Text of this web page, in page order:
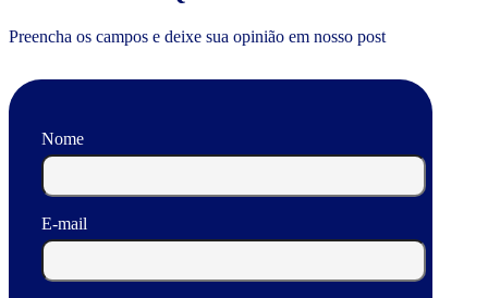
Preencha os campos e deixe sua opinião em nosso post
Nome
E-mail